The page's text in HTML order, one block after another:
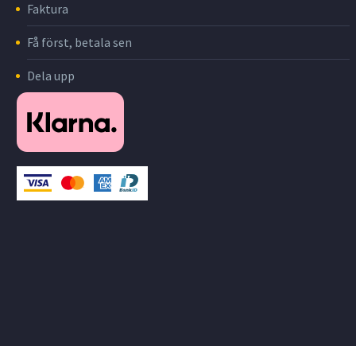
Faktura
Få först, betala sen
Dela upp